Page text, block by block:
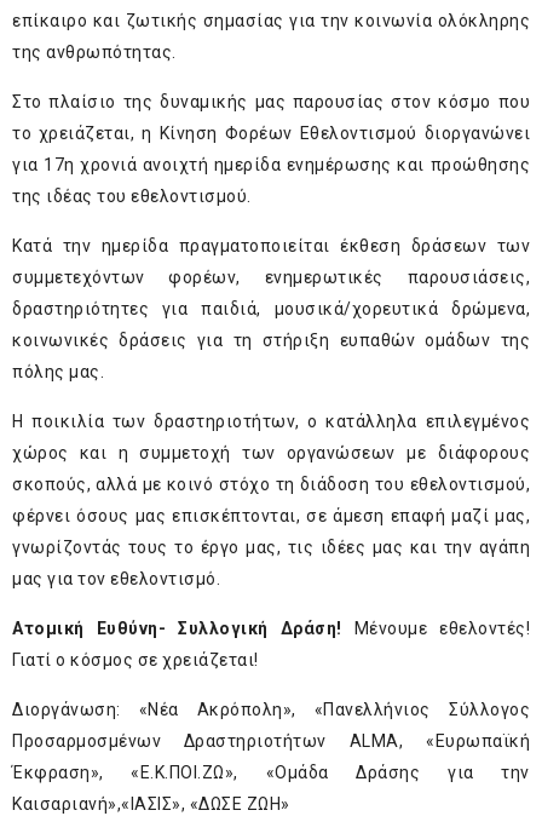
επίκαιρο και ζωτικής σημασίας για την κοινωνία ολόκληρης
της ανθρωπότητας.
Στο πλαίσιο της δυναμικής μας παρουσίας στον κόσμο που
το χρειάζεται, η Κίνηση Φορέων Εθελοντισμού διοργανώνει
για 17η χρονιά ανοιχτή ημερίδα ενημέρωσης και προώθησης
της ιδέας του εθελοντισμού.
Κατά την ημερίδα πραγματοποιείται έκθεση δράσεων των
συμμετεχόντων φορέων, ενημερωτικές παρουσιάσεις,
δραστηριότητες για παιδιά, μουσικά/χορευτικά δρώμενα,
κοινωνικές δράσεις για τη στήριξη ευπαθών ομάδων της
πόλης μας.
Η ποικιλία των δραστηριοτήτων, ο κατάλληλα επιλεγμένος
χώρος και η συμμετοχή των οργανώσεων με διάφορους
σκοπούς, αλλά με κοινό στόχο τη διάδοση του εθελοντισμού,
φέρνει όσους μας επισκέπτονται, σε άμεση επαφή μαζί μας,
γνωρίζοντάς τους το έργο μας, τις ιδέες μας και την αγάπη
μας για τον εθελοντισμό.
Ατομική Ευθύνη- Συλλογική Δράση! Μένουμε εθελοντές!
Γιατί ο κόσμος σε χρειάζεται!
Διοργάνωση: «Νέα Ακρόπολη», «Πανελλήνιος Σύλλογος
Προσαρμοσμένων Δραστηριοτήτων ALMA, «Ευρωπαϊκή
Έκφραση», «Ε.Κ.ΠΟΙ.ΖΩ», «Ομάδα Δράσης για την
Καισαριανή»,«ΙΑΣΙΣ», «ΔΩΣΕ ΖΩΗ»